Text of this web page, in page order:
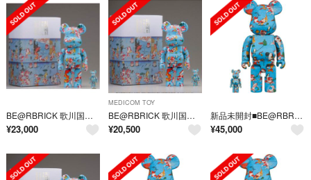
BE@RBRICK 歌川国芳「金魚づくし」 100% ＆ 400%
¥23,000
MEDICOM TOY
BE@RBRICK 歌川国芳「金魚づくし」 100% ＆ 400%
¥20,500
新品未開封■BE@RBRICK 歌川国芳「金魚づくし」100％ & 400％
¥45,000